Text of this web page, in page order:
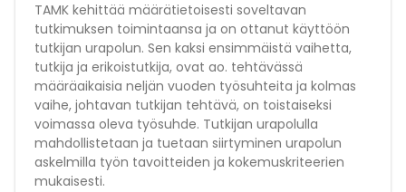
TAMK kehittää määrätietoisesti soveltavan
tutkimuksen toimintaansa ja on ottanut käyttöön
tutkijan urapolun. Sen kaksi ensimmäistä vaihetta,
tutkija ja erikoistutkija, ovat ao. tehtävässä
määräaikaisia neljän vuoden työsuhteita ja kolmas
vaihe, johtavan tutkijan tehtävä, on toistaiseksi
voimassa oleva työsuhde. Tutkijan urapolulla
mahdollistetaan ja tuetaan siirtyminen urapolun
askelmilla työn tavoitteiden ja kokemuskriteerien
mukaisesti.